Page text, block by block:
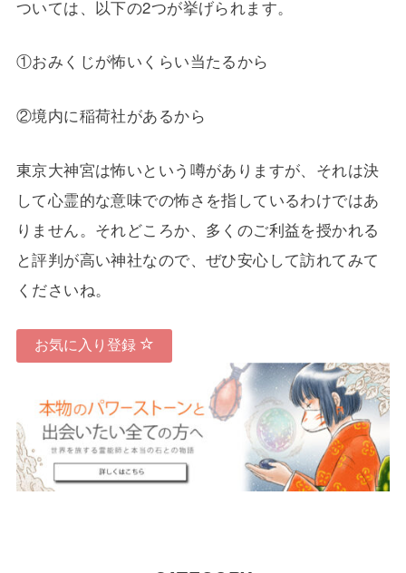
ついては、以下の2つが挙げられます。
①おみくじが怖いくらい当たるから
②境内に稲荷社があるから
東京大神宮は怖いという噂がありますが、それは決
して心霊的な意味での怖さを指しているわけではあ
りません。それどころか、多くのご利益を授かれる
と評判が高い神社なので、ぜひ安心して訪れてみて
くださいね。
お気に入り登録